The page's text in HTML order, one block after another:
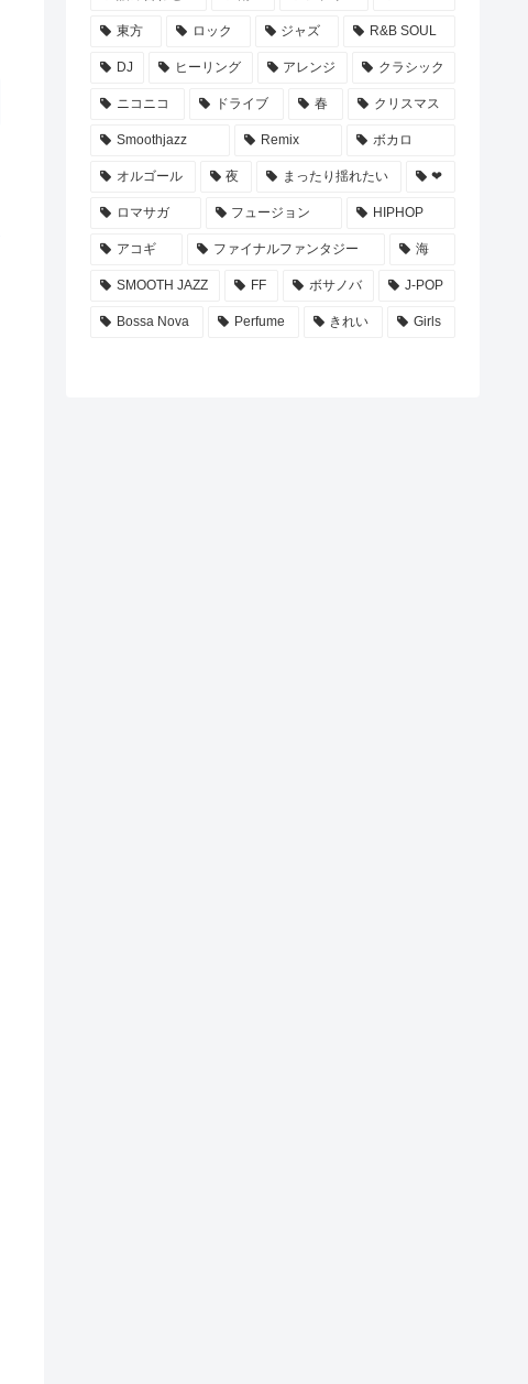
東方 ロック ジャズ R&B SOUL
DJ ヒーリング アレンジ クラシック
ニコニコ ドライブ 春 クリスマス
Smoothjazz Remix ボカロ
オルゴール 夜 まったり揺れたい ❤
ロマサガ フュージョン HIPHOP
アコギ ファイナルファンタジー 海
SMOOTH JAZZ FF ボサノバ J-POP
Bossa Nova Perfume きれい Girls